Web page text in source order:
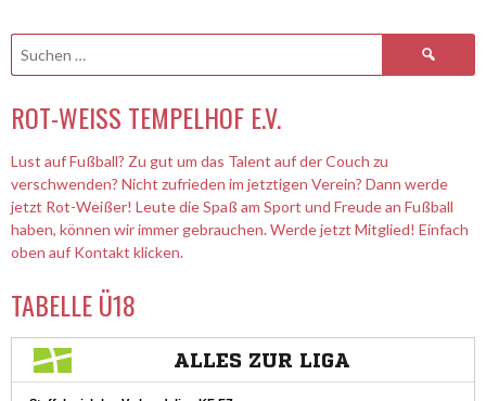
Suchen
ROT-WEISS TEMPELHOF E.V.
Lust auf Fußball? Zu gut um das Talent auf der Couch zu
verschwenden? Nicht zufrieden im jetztigen Verein? Dann werde
jetzt Rot-Weißer! Leute die Spaß am Sport und Freude an Fußball
haben, können wir immer gebrauchen. Werde jetzt Mitglied! Einfach
oben auf Kontakt klicken.
TABELLE Ü18